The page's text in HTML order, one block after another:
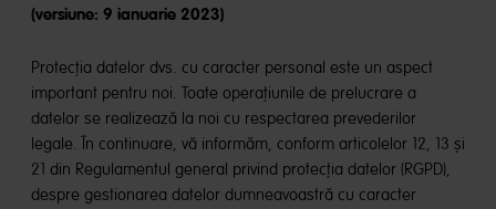
(versiune: 9 ianuarie 2023)
Protecția datelor dvs. cu caracter personal este un aspect
important pentru noi. Toate operațiunile de prelucrare a
datelor se realizează la noi cu respectarea prevederilor
legale. În continuare, vă informăm, conform articolelor 12, 13 și
21 din Regulamentul general privind protecția datelor (RGPD),
despre gestionarea datelor dumneavoastră cu caracter